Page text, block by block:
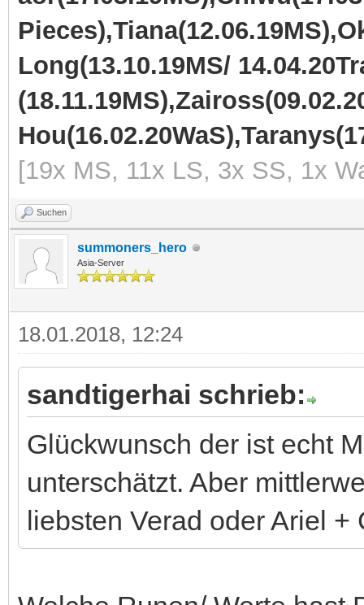
Long(13.10.19MS/
[19x MS, 11x LS, 3x SS, 1x
Suchen
summoners_hero
Asia-Server
18.01.2018, 12:24
sandtigerhai schrieb:
Glückwunsch der ist echt
unterschätzt. Aber
liebsten Verad oder Ariel +